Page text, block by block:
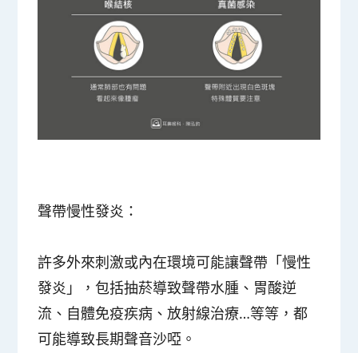
聲帶慢性發炎：
許多外來刺激或內在環境可能讓聲帶「慢性
發炎」，包括抽菸導致聲帶水腫、胃酸逆
流、自體免疫疾病、放射線治療…等等，都
可能導致長期聲音沙啞。